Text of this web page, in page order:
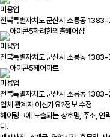
미용업
전북특별자치도 군산시 소룡동
화려한외출헤어샵
미용업
전북특별자치도 군산시 소룡동
헤어아트
미용업
전북특별자치도 군산시 소룡동
업체 관계자 이신가요?정보 수정
헤어링크에 노출되는 상호명, 주소, 연
다.